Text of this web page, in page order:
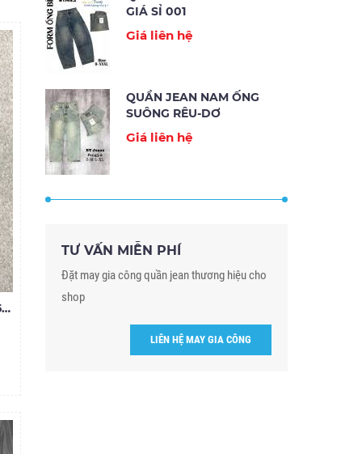
QUẦN JEAN NAM ĐEN RÁCH 35.150
GIÁ SỈ 001
Giá liên hệ
QUẦN JEAN NAM ỐNG
SUÔNG RÊU-DƠ
Giá liên hệ
TƯ VẤN MIỄN PHÍ
Đặt may gia công quần jean thương hiệu cho
shop
LIÊN HỆ MAY GIA CÔNG